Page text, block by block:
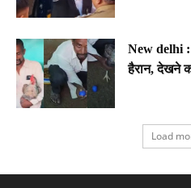
New delhi :
हैरान, देखने
Load